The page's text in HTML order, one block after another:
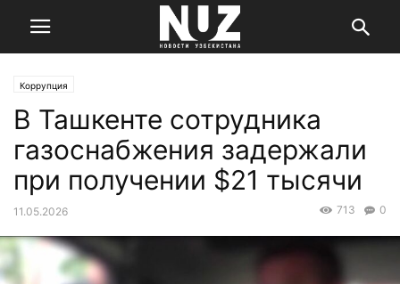
Коррупция
В Ташкенте сотрудника
газоснабжения задержали
при получении $21 тысячи
11.05.2026 0
713